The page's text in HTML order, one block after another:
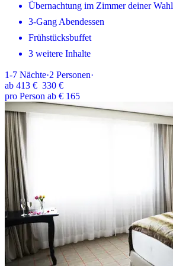
Übernachtung im Zimmer deiner Wahl
3-Gang Abendessen
Frühstücksbuffet
3 weitere Inhalte
1-7 Nächte·2 Personen·
ab 413 € 330 €
pro Person ab € 165